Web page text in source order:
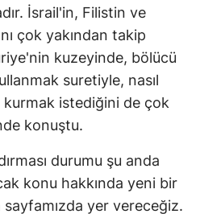
İsrail'in, Filistin ve
çok yakından takip
kuzeyinde, bölücü
suretiyle, nasıl
kurmak istediğini de çok
konuştu.
durumu şu anda
konu hakkında yeni bir
sayfamızda yer vereceğiz.